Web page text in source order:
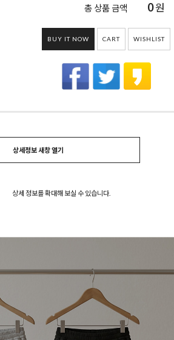
총 상품 금액 0원
BUY IT NOW CART WISHLIST
상세정보 새창 열기
상세 정보를 확대해 보실 수 있습니다.